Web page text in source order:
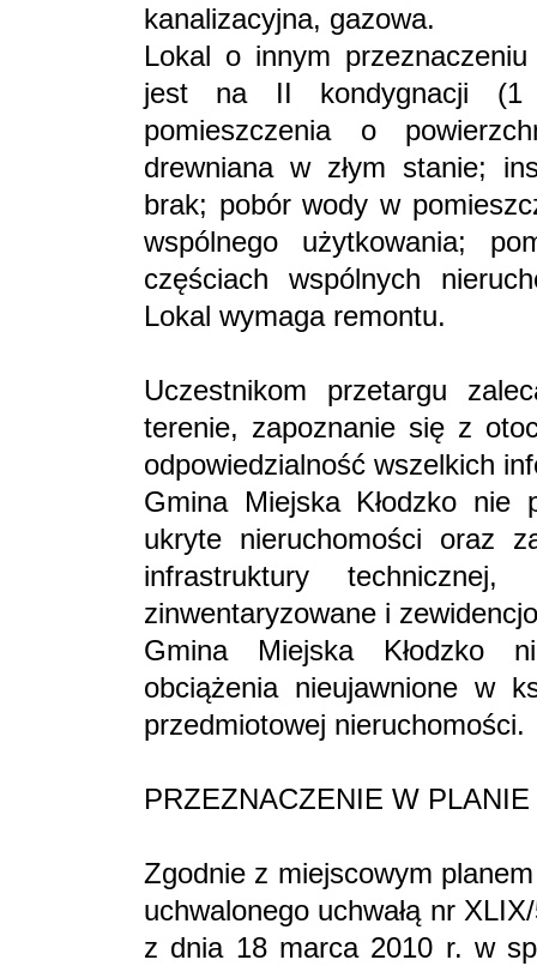
kanalizacyjna, gazowa.
Lokal o innym
jest na II kondygnacji (1
pomieszczenia o
drewniana w złym stanie;
brak; pobór wody w
wspólnego użytkowania;
częściach wspólnych
Lokal wymaga remontu.
Uczestnikom przetargu
terenie, zapoznanie się z
odpowiedzialność wszelkich
Gmina Miejska Kłodzko nie
ukryte nieruchomości oraz
infrastruktury
zinwentaryzowane i
Gmina Miejska Kłodzko
obciążenia nieujawnione w
przedmiotowej nieruchomości.
PRZEZNACZENIE W
Zgodnie z miejscowym
uchwalonego uchwałą nr
z dnia 18 marca 2010 r. w